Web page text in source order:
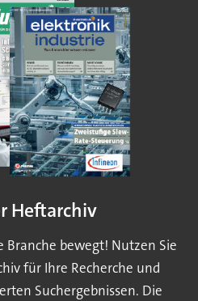
Heftarchiv
Branche bewegt! Nutzen Sie
für Ihre Recherche und
Suchergebnissen. Die